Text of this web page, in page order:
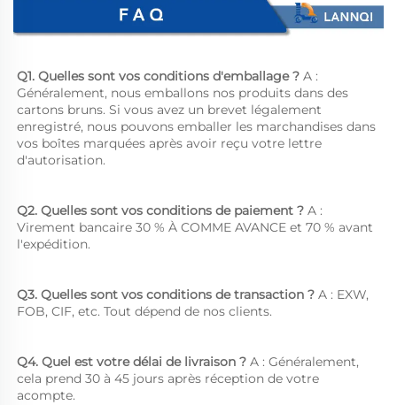
Q1. Quelles sont vos conditions d'emballage ? A :
Généralement, nous emballons nos produits dans des
cartons bruns. Si vous avez un brevet légalement
enregistré, nous pouvons emballer les marchandises dans
vos boîtes marquées après avoir reçu votre lettre
d'autorisation.
Q2. Quelles sont vos conditions de paiement ? A :
Virement bancaire 30 % À COMME AVANCE et 70 % avant
l'expédition.
Q3. Quelles sont vos conditions de transaction ? A : EXW,
FOB, CIF, etc. Tout dépend de nos clients.
Q4. Quel est votre délai de livraison ? A : Généralement,
cela prend 30 à 45 jours après réception de votre
acompte.